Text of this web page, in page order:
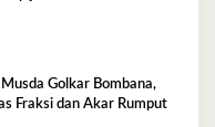
Golkar Bombana,
Fraksi dan Akar Rumput